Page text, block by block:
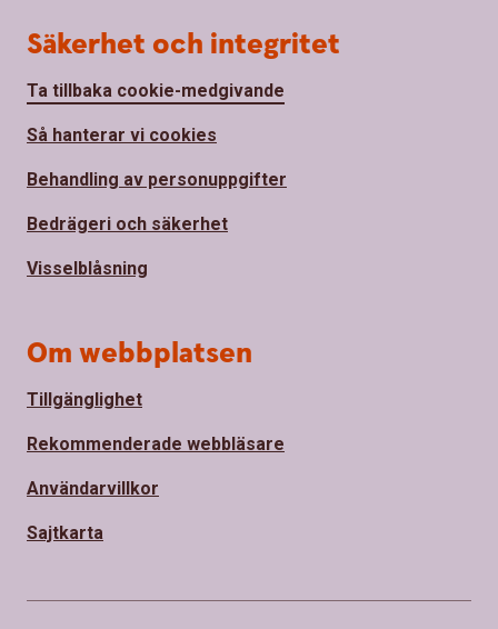
Säkerhet och integritet
Ta tillbaka cookie-medgivande
Så hanterar vi cookies
Behandling av personuppgifter
Bedrägeri och säkerhet
Visselblåsning
Om webbplatsen
Tillgänglighet
Rekommenderade webbläsare
Användarvillkor
Sajtkarta